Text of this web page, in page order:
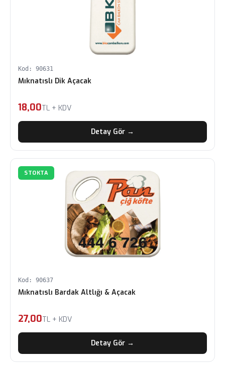
Kod: 90631
Mıknatıslı Dik Açacak
18,00TL + KDV
Detay Gör →
STOKTA
Kod: 90637
Mıknatıslı Bardak Altlığı & Açacak
27,00TL + KDV
Detay Gör →